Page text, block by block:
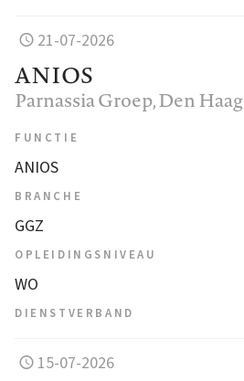
21-07-2026
ANIOS
Parnassia Groep, Den Haag
FUNCTIE
ANIOS
BRANCHE
GGZ
OPLEIDINGSNIVEAU
WO
DIENSTVERBAND
15-07-2026